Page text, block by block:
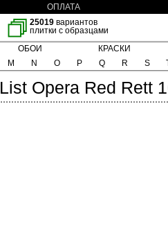
ОПЛАТА
25019 вариантов
плитки с образцами
ОБОИ КРАСКИ
M N O P Q R S
List Opera Red Rett